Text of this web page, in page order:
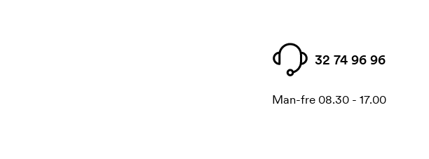
32 74 96 96
Man-fre 08.30 - 17.00